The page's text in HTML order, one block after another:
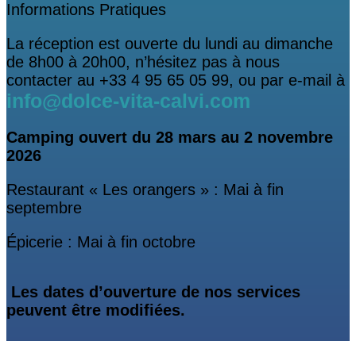
Informations Pratiques
La réception est ouverte du lundi au dimanche
de 8h00 à 20h00, n’hésitez pas à nous
contacter au +33 4 95 65 05 99, ou par e-mail à
info@dolce-vita-calvi.com
Camping ouvert du 28 mars au 2 novembre
2026
Restaurant « Les orangers » : Mai à fin
septembre
Épicerie : Mai à fin octobre
Les dates d’ouverture de nos services
peuvent être modifiées.